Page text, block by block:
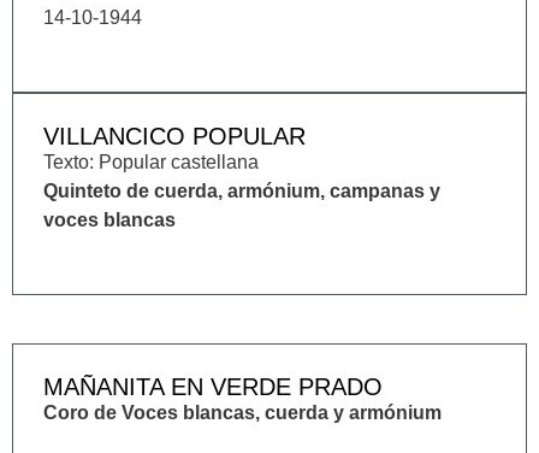
14-10-1944
VILLANCICO POPULAR
Texto: Popular castellana
Quinteto de cuerda, armónium, campanas y
voces blancas
MAÑANITA EN VERDE PRADO
Coro de Voces blancas, cuerda y armónium